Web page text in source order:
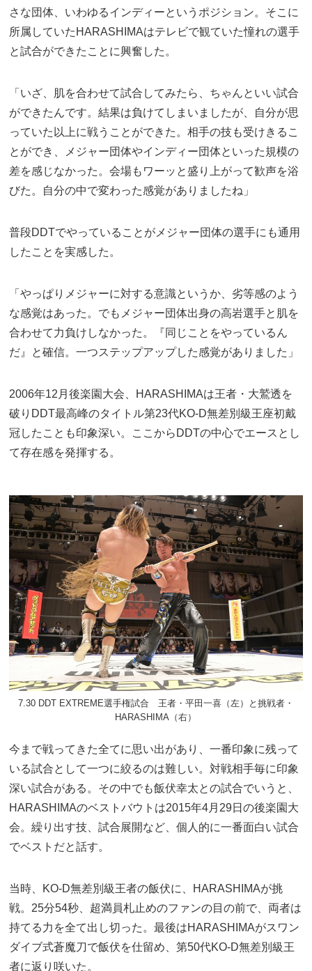
さな団体、いわゆるインディーというポジション。そこに
所属していたHARASHIMAはテレビで観ていた憧れの選手
と試合ができたことに興奮した。
「いざ、肌を合わせて試合してみたら、ちゃんといい試合
ができたんです。結果は負けてしまいましたが、自分が思
っていた以上に戦うことができた。相手の技も受けきるこ
とができ、メジャー団体やインディー団体といった規模の
差を感じなかった。会場もワーッと盛り上がって歓声を浴
びた。自分の中で変わった感覚がありましたね」
普段DDTでやっていることがメジャー団体の選手にも通用
したことを実感した。
「やっぱりメジャーに対する意識というか、劣等感のよう
な感覚はあった。でもメジャー団体出身の高岩選手と肌を
合わせて力負けしなかった。『同じことをやっているん
だ』と確信。一つステップアップした感覚がありました」
2006年12月後楽園大会、HARASHIMAは王者・大鷲透を
破りDDT最高峰のタイトル第23代KO-D無差別級王座初戴
冠したことも印象深い。ここからDDTの中心でエースとし
て存在感を発揮する。
7.30 DDT EXTREME選手権試合 王者・平田一喜（左）と挑戦者・
HARASHIMA（右）
今まで戦ってきた全てに思い出があり、一番印象に残って
いる試合として一つに絞るのは難しい。対戦相手毎に印象
深い試合がある。その中でも飯伏幸太との試合でいうと、
HARASHIMAのベストバウトは2015年4月29日の後楽園大
会。繰り出す技、試合展開など、個人的に一番面白い試合
でベストだと話す。
当時、KO-D無差別級王者の飯伏に、HARASHIMAが挑
戦。25分54秒、超満員札止めのファンの目の前で、両者は
持てる力を全て出し切った。最後はHARASHIMAがスワン
ダイブ式蒼魔刀で飯伏を仕留め、第50代KO-D無差別級王
者に返り咲いた。